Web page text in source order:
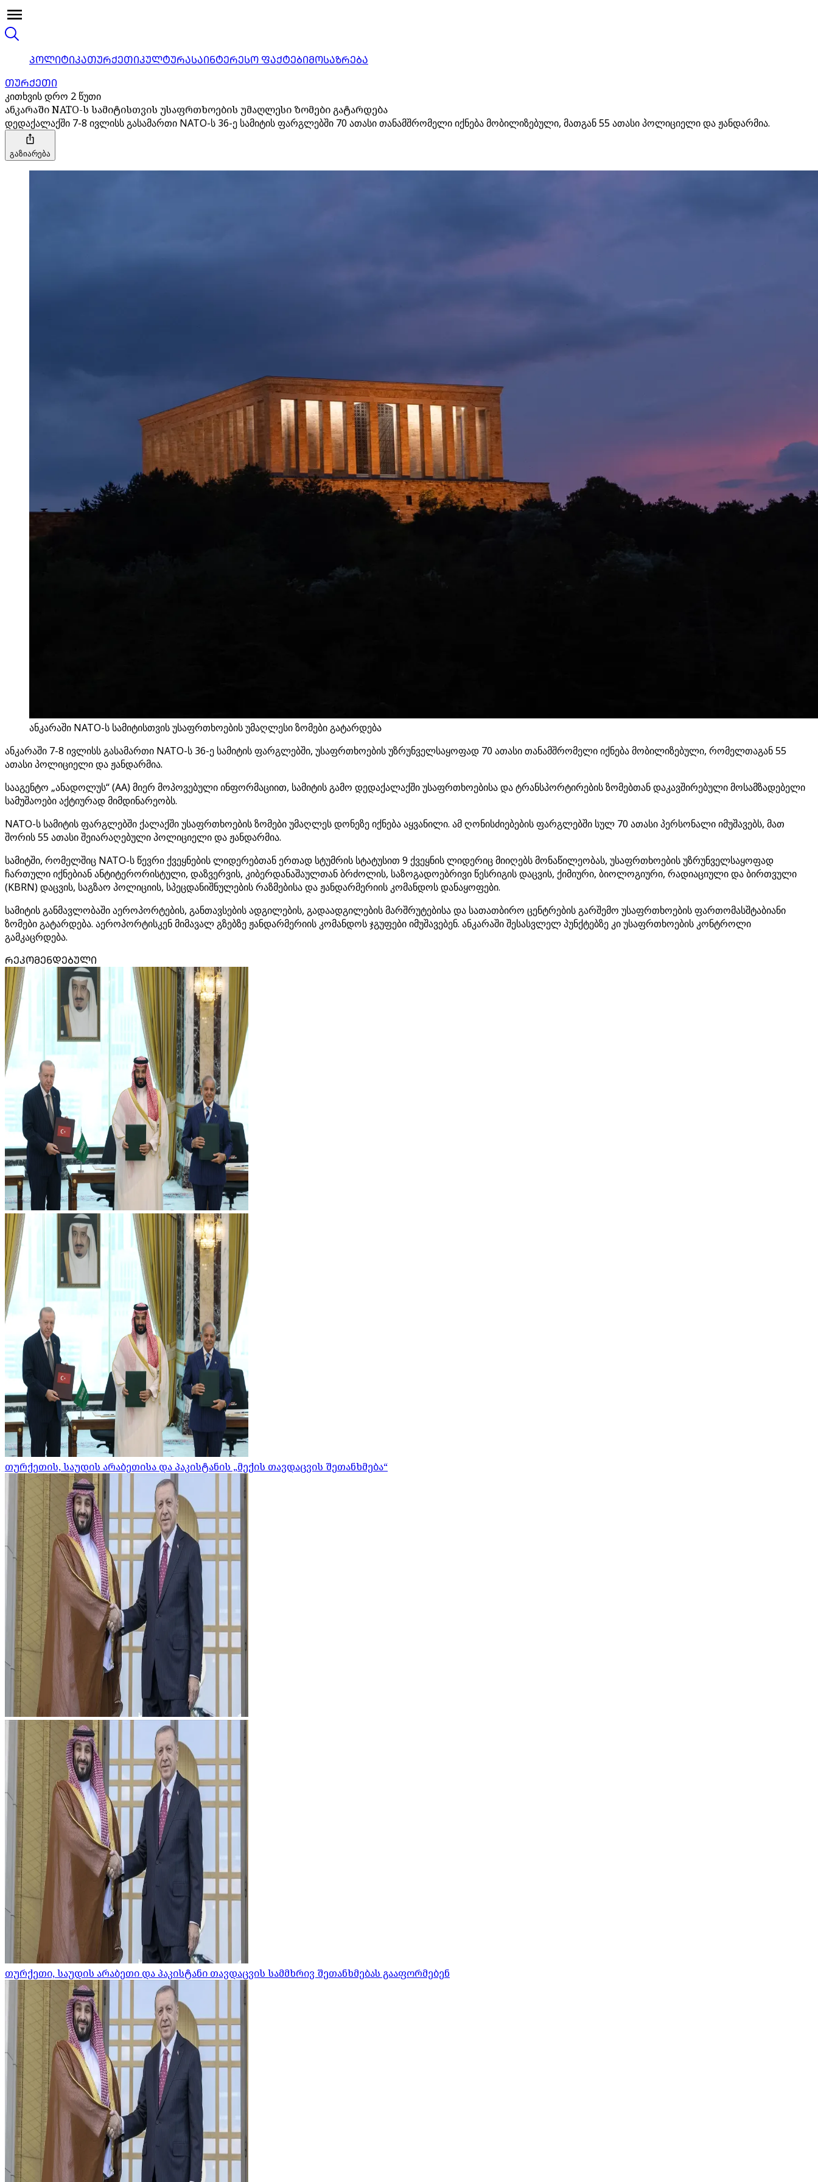
ᲞᲝᲚᲘᲢᲘᲙᲐᲗᲣᲠᲥᲔᲗᲘᲙᲣᲚᲢᲣᲠᲐᲡᲐᲘᲜᲢᲔᲠᲔᲡᲝ ᲤᲐᲥᲢᲔᲑᲘᲛᲝᲡᲐᲖᲠᲔᲑᲐ
ᲗᲣᲠᲥᲔᲗᲘ
კითხვის დრო 2 წუთი
ანკარაში NATO-ს სამიტისთვის უსაფრთხოების უმაღლესი ზომები გატარდება
დედაქალაქში 7-8 ივლისს გასამართი NATO-ს 36-ე სამიტის ფარგლებში 70 ათასი თანამშრომელი იქნება მობილიზებული, მათგან 55 ათასი პოლიციელი და ჟანდარმია.
გაზიარება
ანკარაში NATO-ს სამიტისთვის უსაფრთხოების უმაღლესი ზომები გატარდება
ანკარაში 7-8 ივლისს გასამართი NATO-ს 36-ე სამიტის ფარგლებში, უსაფრთხოების უზრუნველსაყოფად 70 ათასი თანამშრომელი იქნება მობილიზებული, რომელთაგან 55
ათასი პოლიციელი და ჟანდარმია.
სააგენტო „ანადოლუს“ (AA) მიერ მოპოვებული ინფორმაციით, სამიტის გამო დედაქალაქში უსაფრთხოებისა და ტრანსპორტირების ზომებთან დაკავშირებული მოსამზადებელი
სამუშაოები აქტიურად მიმდინარეობს.
NATO-ს სამიტის ფარგლებში ქალაქში უსაფრთხოების ზომები უმაღლეს დონეზე იქნება აყვანილი. ამ ღონისძიებების ფარგლებში სულ 70 ათასი პერსონალი იმუშავებს, მათ
შორის 55 ათასი შეიარაღებული პოლიციელი და ჟანდარმია.
სამიტში, რომელშიც NATO-ს წევრი ქვეყნების ლიდერებთან ერთად სტუმრის სტატუსით 9 ქვეყნის ლიდერიც მიიღებს მონაწილეობას, უსაფრთხოების უზრუნველსაყოფად
ჩართული იქნებიან ანტიტერორისტული, დაზვერვის, კიბერდანაშაულთან ბრძოლის, საზოგადოებრივი წესრიგის დაცვის, ქიმიური, ბიოლოგიური, რადიაციული და ბირთვული
(KBRN) დაცვის, საგზაო პოლიციის, სპეცდანიშნულების რაზმებისა და ჟანდარმერიის კომანდოს დანაყოფები.
სამიტის განმავლობაში აეროპორტების, განთავსების ადგილების, გადაადგილების მარშრუტებისა და სათათბირო ცენტრების გარშემო უსაფრთხოების ფართომასშტაბიანი
ზომები გატარდება. აეროპორტისკენ მიმავალ გზებზე ჟანდარმერიის კომანდოს ჯგუფები იმუშავებენ. ანკარაში შესასვლელ პუნქტებზე კი უსაფრთხოების კონტროლი
გამკაცრდება.
ᲠᲔᲙᲝᲛᲔᲜᲓᲔᲑᲣᲚᲘ
თურქეთის, საუდის არაბეთისა და პაკისტანის „მექის თავდაცვის შეთანხმება“
თურქეთი, საუდის არაბეთი და პაკისტანი თავდაცვის სამმხრივ შეთანხმებას გააფორმებენ